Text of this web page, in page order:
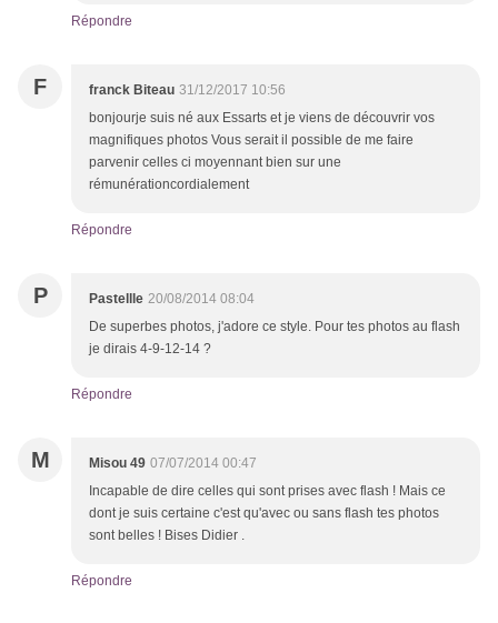
Répondre
F franck Biteau 31/12/2017 10:56
bonjourje suis né aux Essarts et je viens de découvrir vos
magnifiques photos Vous serait il possible de me faire
parvenir celles ci moyennant bien sur une
rémunérationcordialement
Répondre
P Pastellle 20/08/2014 08:04
De superbes photos, j'adore ce style. Pour tes photos au flash
je dirais 4-9-12-14 ?
Répondre
M Misou 49 07/07/2014 00:47
Incapable de dire celles qui sont prises avec flash ! Mais ce
dont je suis certaine c'est qu'avec ou sans flash tes photos
sont belles ! Bises Didier .
Répondre